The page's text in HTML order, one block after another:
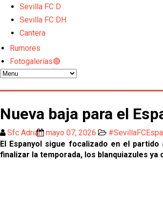
Sevilla FC D
Sevilla FC DH
Cantera
Rumores
Fotogalerías🔴
Nueva baja para el
Sfc Adrián mayo 07, 2026
El Espanyol sigue focalizado en el
finalizar la temporada, los blanquiazules